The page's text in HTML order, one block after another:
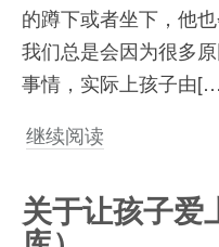
的蹲下或者坐下，他
我们总是会因为很多
事情，实际上孩子由
继续阅读
关于让孩子爱